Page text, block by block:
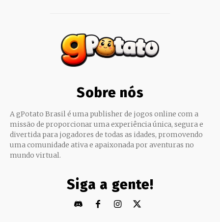
Sobre nós
A gPotato Brasil é uma publisher de jogos online com a
missão de proporcionar uma experiência única, segura e
divertida para jogadores de todas as idades, promovendo
uma comunidade ativa e apaixonada por aventuras no
mundo virtual.
Siga a gente!